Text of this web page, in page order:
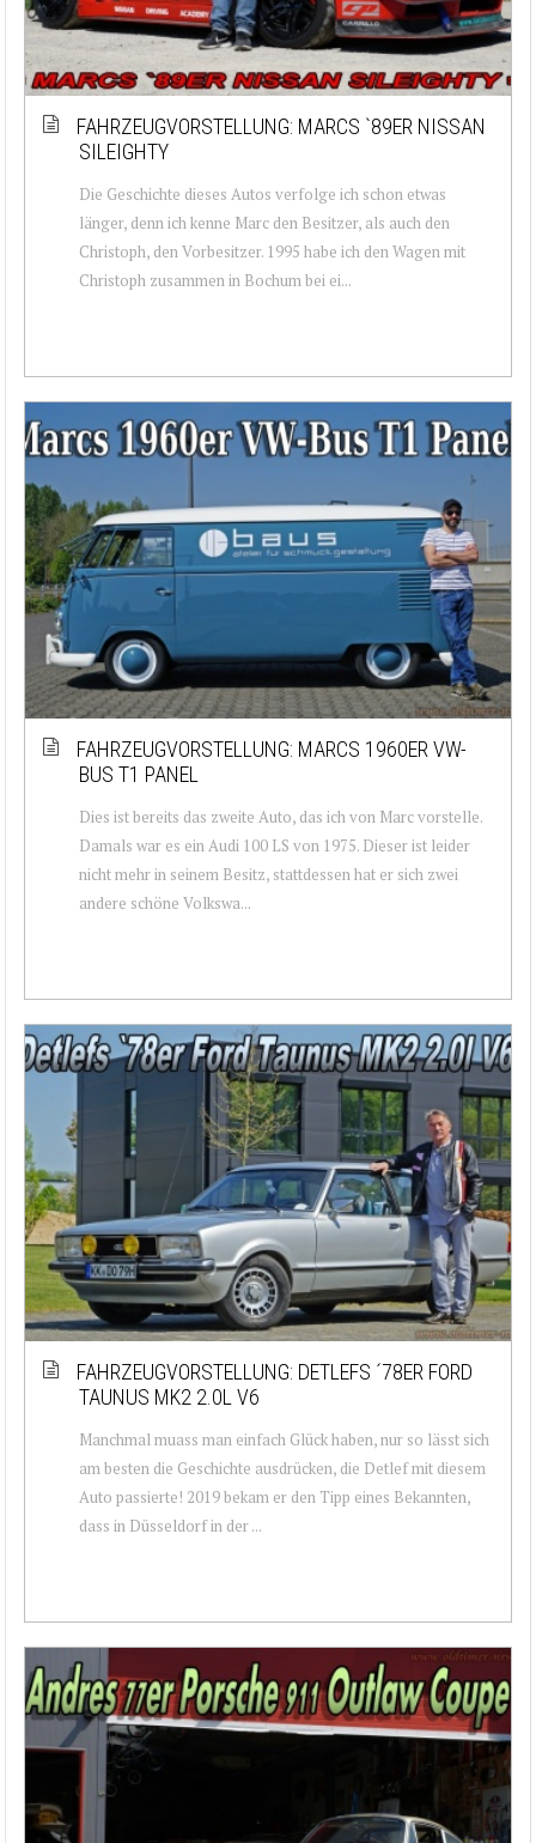
FAHRZEUGVORSTELLUNG: MARCS `89ER NISSAN
SILEIGHTY
Die Geschichte dieses Autos verfolge ich schon etwas
länger, denn ich kenne Marc den Besitzer, als auch den
Christoph, den Vorbesitzer. 1995 habe ich den Wagen mit
Christoph zusammen in Bochum bei ei...
FAHRZEUGVORSTELLUNG: MARCS 1960ER VW-
BUS T1 PANEL
Dies ist bereits das zweite Auto, das ich von Marc vorstelle.
Damals war es ein Audi 100 LS von 1975. Dieser ist leider
nicht mehr in seinem Besitz, stattdessen hat er sich zwei
andere schöne Volkswa...
FAHRZEUGVORSTELLUNG: DETLEFS ´78ER FORD
TAUNUS MK2 2.0L V6
Manchmal muass man einfach Glück haben, nur so lässt sich
am besten die Geschichte ausdrücken, die Detlef mit diesem
Auto passierte! 2019 bekam er den Tipp eines Bekannten,
dass in Düsseldorf in der ...